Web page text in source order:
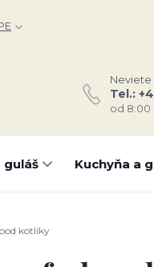
Neviete
Tel.:
od 8:00
guláš Kuchyňa a
kotlíky